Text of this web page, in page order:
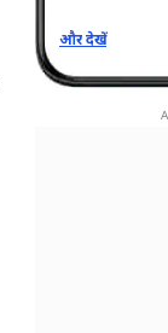
और देखें